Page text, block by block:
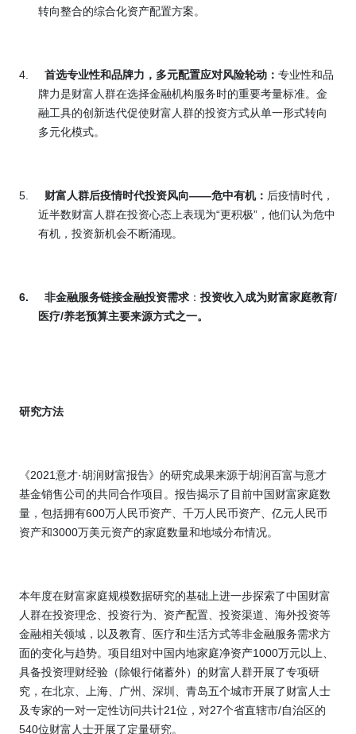
转向整合的综合化资产配置方案。
4. 首选专业性和品牌力，多元配置应对风险轮动 ： 专业性和品
牌力是财富人群在选择金融机构服务时的重要考量标准。金
融工具的创新迭代促使财富人群的投资方式从单一形式转向
多元化模式。
5. 财富人群后疫情时代投资风向——危中有机： 后疫情时代，
近半数财富人群在投资心态上表现为“更积极”，他们认为危中
有机，投资新机会不断涌现。
6. 非金融服务链接金融投资需求 ： 投资收入成为财富家庭教育/
医疗/养老预算主要来源方式之一。
研究方法
《2021意才·胡润财富报告》的研究成果来源于胡润百富与意才
基金销售公司的共同合作项目。报告揭示了目前中国财富家庭数
量，包括拥有600万人民币资产、千万人民币资产、亿元人民币
资产和3000万美元资产的家庭数量和地域分布情况。
本年度在财富家庭规模数据研究的基础上进一步探索了中国财富
人群在投资理念、投资行为、资产配置、投资渠道、海外投资等
金融相关领域，以及教育、医疗和生活方式等非金融服务需求方
面的变化与趋势。项目组对中国内地家庭净资产1000万元以上、
具备投资理财经验（除银行储蓄外）的财富人群开展了专项研
究，在北京、上海、广州、深圳、青岛五个城市开展了财富人士
及专家的一对一定性访问共计21位，对27个省直辖市/自治区的
540位财富人士开展了定量研究。